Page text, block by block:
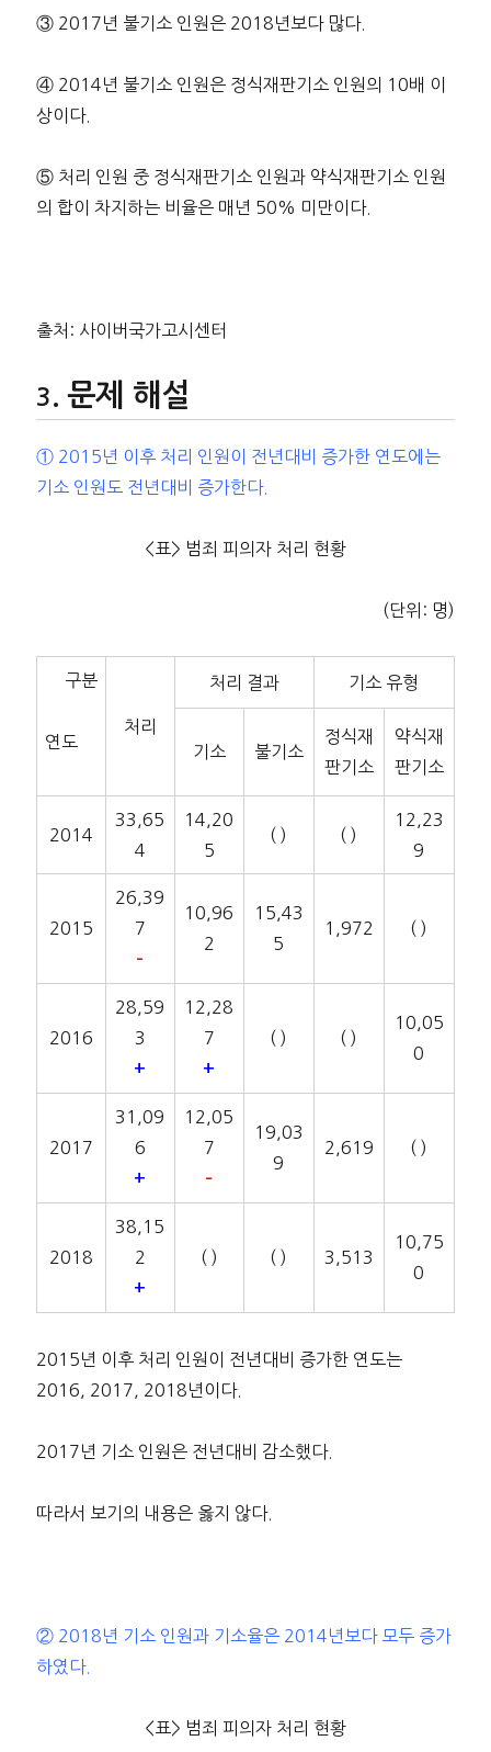
③ 2017년 불기소 인원은 2018년보다 많다.
④ 2014년 불기소 인원은 정식재판기소 인원의 10배 이
상이다.
⑤ 처리 인원 중 정식재판기소 인원과 약식재판기소 인원
의 합이 차지하는 비율은 매년 50% 미만이다.
출처: 사이버국가고시센터
문제 해설
① 2015년 이후 처리 인원이 전년대비 증가한 연도에는
기소 인원도 전년대비 증가한다.
<표> 범죄 피의자 처리 현황
(단위: 명)
구분
연도
처리
처리 결과 기소 유형
기소 불기소
정식재
판기소
약식재
판기소
2014
33,65
4
14,20
5
( ) ( )
12,23
9
2015
26,39
7
–
10,96
2
15,43
5
1,972 ( )
2016
28,59
3
+
12,28
7
+
( ) ( )
10,05
0
2017
31,09
6
+
12,05
7
–
19,03
9
2,619 ( )
2018
38,15
2
+
( ) ( ) 3,513
10,75
0
2015년 이후 처리 인원이 전년대비 증가한 연도는
2016, 2017, 2018년이다.
2017년 기소 인원은 전년대비 감소했다.
따라서 보기의 내용은 옳지 않다.
② 2018년 기소 인원과 기소율은 2014년보다 모두 증가
하였다.
<표> 범죄 피의자 처리 현황